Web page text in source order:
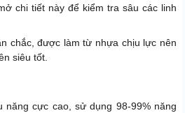
chi tiết này để kiểm tra sâu các linh
chắc, được làm từ nhựa chịu lực nên
siêu tốt.
năng cực cao, sử dụng 98-99% năng